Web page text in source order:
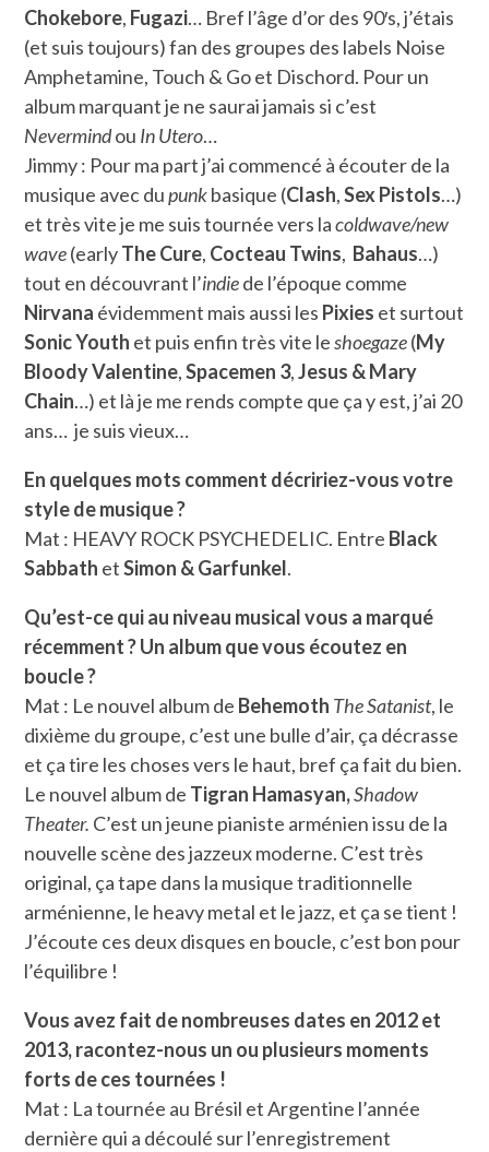
Chokebore, Fugazi… Bref l’âge d’or des 90′s, j’étais
(et suis toujours) fan des groupes des labels Noise
Amphetamine, Touch & Go et Dischord. Pour un
album marquant je ne saurai jamais si c’est
Nevermindou In Utero…
Jimmy : Pour ma part j’ai commencé à écouter de la
musique avec dupunkbasique (Clash,Sex Pistols…)
et très vite je me suis tournée vers lacoldwave/new
wave(earlyThe Cure, Cocteau Twins, Bahaus…)
tout en découvrant l’indiede l’époque comme
Nirvana évidemment mais aussi les Pixies et surtout
Sonic Youth et puis enfin très vite leshoegaze(My
Bloody Valentine,Spacemen 3,Jesus & Mary
Chain…) et là je me rends compte que ça y est, j’ai 20
ans… je suis vieux…
En quelques mots comment décririez-vous votre
style de musique ?
Mat : HEAVY ROCK PSYCHEDELIC. Entre Black
Sabbath etSimon & Garfunkel.
Qu’est-ce qui au niveau musical vous a marqué
récemment ? Un album que vous écoutez en
boucle ?
Mat : Le nouvel album de Behemoth The Satanist, le
dixième du groupe, c’est une bulle d’air, ça décrasse
et ça tire les choses vers le haut, bref ça fait du bien.
Le nouvel album de Tigran Hamasyan,Shadow
Theater. C’est un jeune pianiste arménien issu de la
nouvelle scène des jazzeux moderne. C’est très
original, ça tape dans la musique traditionnelle
arménienne, le heavy metal et le jazz, et ça se tient !
J’écoute ces deux disques en boucle, c’est bon pour
l’équilibre !
Vous avez fait de nombreuses dates en 2012 et
2013, racontez-nous un ou plusieurs moments
forts de ces tournées !
Mat : La tournée au Brésil et Argentine l’année
dernière qui a découlé sur l’enregistrement